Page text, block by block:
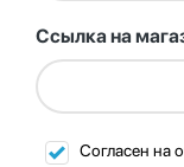
Ссылка на
Согласен на